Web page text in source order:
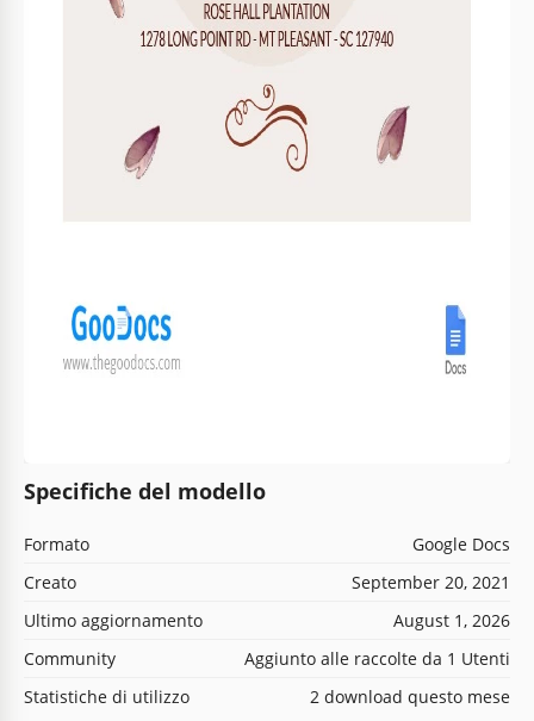
Specifiche del modello
Formato
Google Docs
Creato
September 20, 2021
Ultimo aggiornamento
August 1, 2026
Community
Aggiunto alle raccolte da 1 Utenti
Statistiche di utilizzo
2 download questo mese